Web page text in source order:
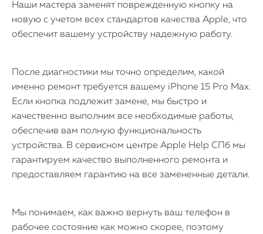
iPhone
MacBook
Watch
iPad
Mac Mini
Наши мастера заменят поврежденную кнопку на
новую с учетом всех стандартов качества Apple, что
обеспечит вашему устройству надежную работу.
После диагностики мы точно определим, какой
именно ремонт требуется вашему iPhone 15 Pro Max.
Если кнопка подлежит замене, мы быстро и
качественно выполним все необходимые работы,
обеспечив вам полную функциональность
устройства. В сервисном центре Apple Help СПб мы
гарантируем качество выполненного ремонта и
предоставляем гарантию на все замененные детали.
Мы понимаем, как важно вернуть ваш телефон в
рабочее состояние как можно скорее, поэтому